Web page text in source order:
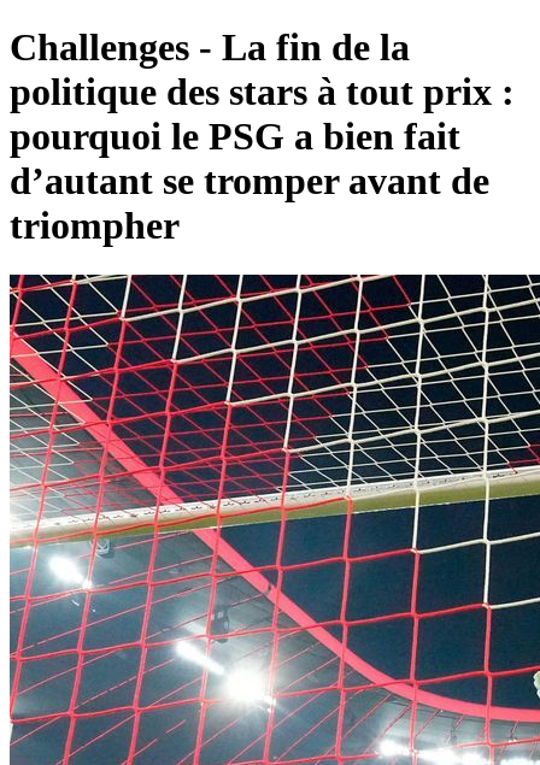
Challenges - La fin de la
politique des stars à tout prix :
pourquoi le PSG a bien fait
d’autant se tromper avant de
triompher